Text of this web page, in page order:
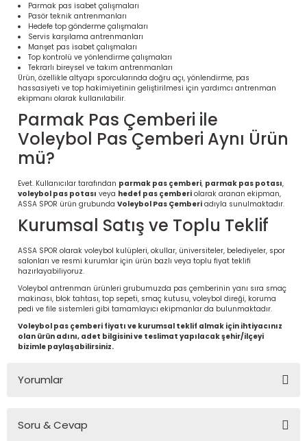
Parmak pas isabet çalışmaları
Pasör teknik antrenmanları
Hedefe top gönderme çalışmaları
Servis karşılama antrenmanları
Manşet pas isabet çalışmaları
Top kontrolü ve yönlendirme çalışmaları
Tekrarlı bireysel ve takım antrenmanları
Ürün, özellikle altyapı sporcularında doğru açı, yönlendirme, pas
hassasiyeti ve top hakimiyetinin geliştirilmesi için yardımcı antrenman
ekipmanı olarak kullanılabilir.
Parmak Pas Çemberi ile
Voleybol Pas Çemberi Aynı Ürün
mü?
Evet. Kullanıcılar tarafından parmak pas çemberi, parmak pas potası,
voleybol pas potası veya hedef pas çemberi olarak aranan ekipman,
ASSA SPOR ürün grubunda Voleybol Pas Çemberi adıyla sunulmaktadır.
Kurumsal Satış ve Toplu Teklif
ASSA SPOR olarak voleybol kulüpleri, okullar, üniversiteler, belediyeler, spor
salonları ve resmi kurumlar için ürün bazlı veya toplu fiyat teklifi
hazırlayabiliyoruz.
Voleybol antrenman ürünleri grubumuzda pas çemberinin yanı sıra smaç
makinası, blok tahtası, top sepeti, smaç kutusu, voleybol direği, koruma
pedi ve file sistemleri gibi tamamlayıcı ekipmanlar da bulunmaktadır.
Voleybol pas çemberi fiyatı ve kurumsal teklif almak için ihtiyacınız
olan ürün adını, adet bilgisini ve teslimat yapılacak şehir/ilçeyi
bizimle paylaşabilirsiniz.
Yorumlar
Soru & Cevap